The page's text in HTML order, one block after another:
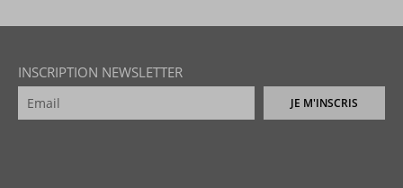
INSCRIPTION NEWSLETTER
JE M'INSCRIS